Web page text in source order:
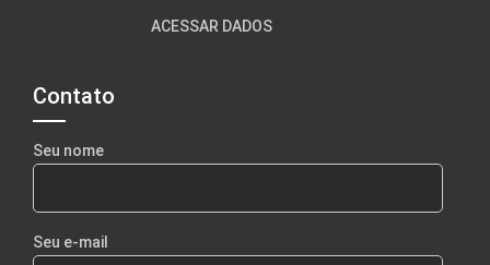
ACESSAR DADOS
Contato
Seu nome
Seu e-mail